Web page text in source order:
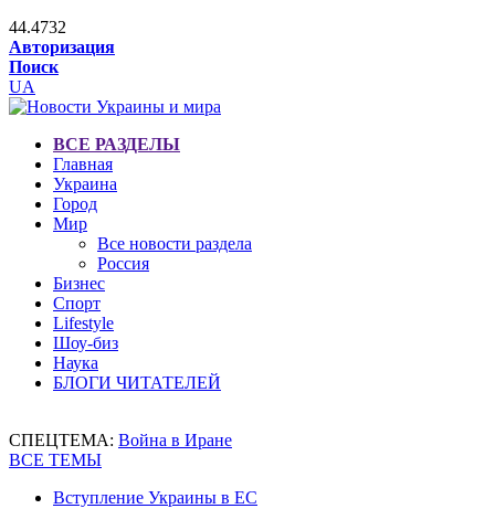
44.4732
Авторизация
Поиск
UA
ВСЕ РАЗДЕЛЫ
Главная
Украина
Город
Мир
Все новости раздела
Россия
Бизнес
Спорт
Lifestyle
Шоу-биз
Наука
БЛОГИ ЧИТАТЕЛЕЙ
СПЕЦТЕМА: Война в Иране
ВСЕ ТЕМЫ
Вступление Украины в ЕС